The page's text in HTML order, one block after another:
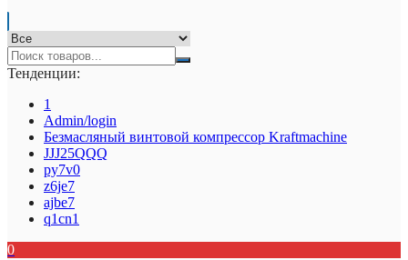
Тенденции:
1
Admin/login
Безмасляный винтовой компрессор Kraftmaсhine
JJJ25QQQ
py7v0
z6je7
ajbe7
q1cn1
0